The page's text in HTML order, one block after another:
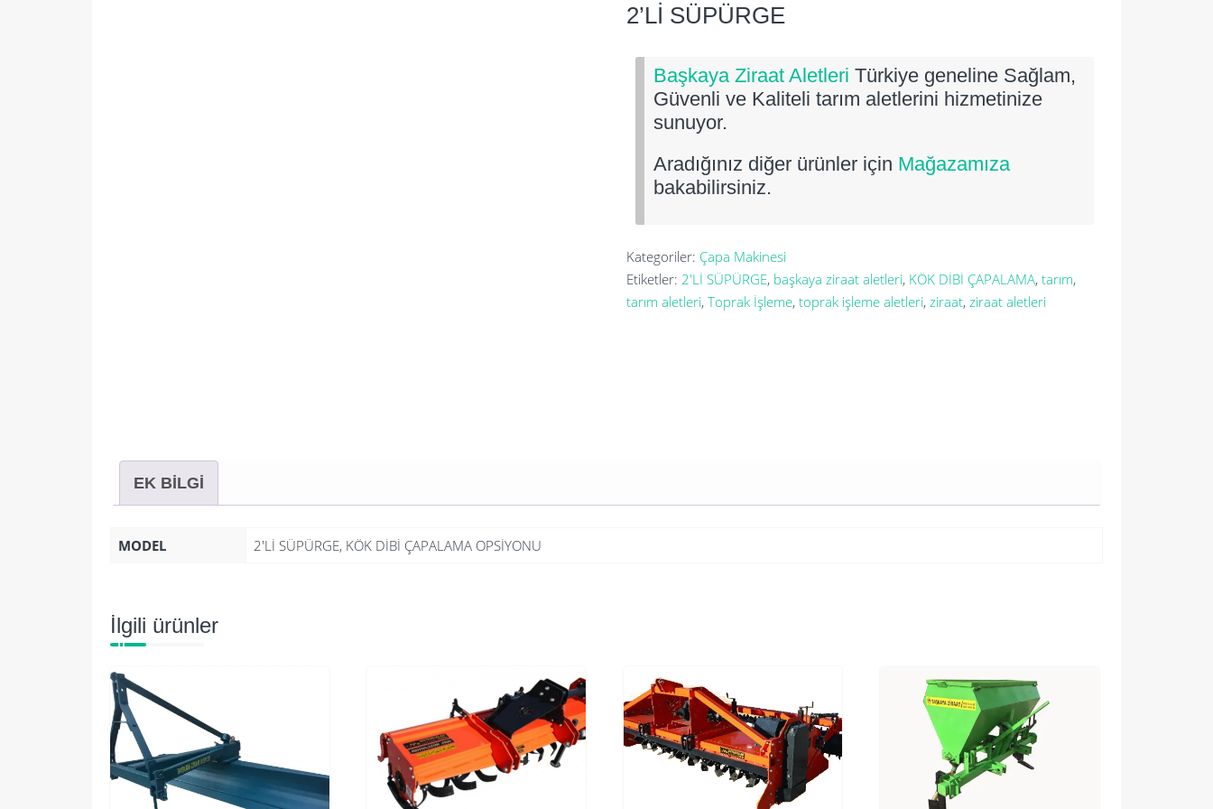
2’Lİ SÜPÜRGE
Başkaya Ziraat Aletleri Türkiye geneline Sağlam,
Güvenli ve Kaliteli tarım aletlerini hizmetinize
sunuyor.
Aradığınız diğer ürünler için Mağazamıza
bakabilirsiniz.
Kategoriler: Çapa Makinesi
Etiketler: 2'Lİ SÜPÜRGE, başkaya ziraat aletleri, KÖK DİBİ ÇAPALAMA, tarım,
tarım aletleri, Toprak İşleme, toprak işleme aletleri, ziraat, ziraat aletleri
EK BILGI
MODEL 2'Lİ SÜPÜRGE, KÖK DİBİ ÇAPALAMA OPSİYONU
İlgili ürünler